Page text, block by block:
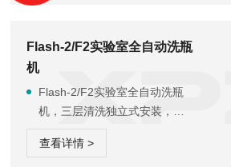
Flash-2/F2实验室全自动洗瓶
机
Flash-2/F2实验室全自动洗瓶
机，三层清洗独立式安装，可
正常清洗流程为先用自来水和
查看详情 >